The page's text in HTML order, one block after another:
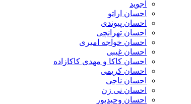
اجوید
احسان اراتو
احسان پیوندی
احسان تهرانچی
احسان خواجه امیری
احسان غیبی
احسان کاکا و مهدی کاکازاده
احسان کریمی
احسان ناجی
احسان نی زن
احسان وحیدپور